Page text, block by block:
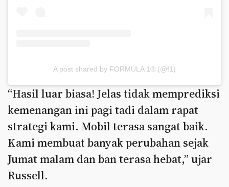
A post shared by FORMULA 1® (@f1)
“Hasil luar biasa! Jelas tidak memprediksi
kemenangan ini pagi tadi dalam rapat
strategi kami. Mobil terasa sangat baik.
Kami membuat banyak perubahan sejak
Jumat malam dan ban terasa hebat,” ujar
Russell.